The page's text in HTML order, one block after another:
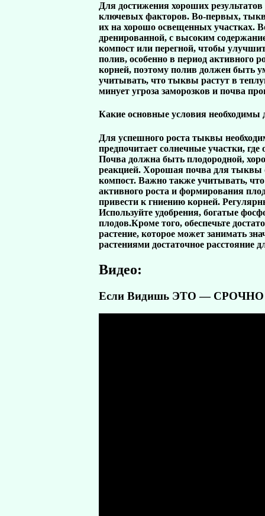
Для достижения хороших
ключевых факторов. Во-первых,
их на хорошо освещенных участках.
дренированной, с высоким
компост или перегной, чтобы
полив, особенно в период активного
корней, поэтому полив должен быть
учитывать, что тыквы растут в
минует угроза заморозков и почва
Какие основные условия
Для успешного роста тыквы
предпочитает солнечные участки,
Почва должна быть плодородной,
реакцией. Хорошая почва для тыквы
компост. Важно также учитывать,
активного роста и формирования
привести к гниению корней.
Используйте удобрения, богатые
плодов.Кроме того, обеспечьте
растение, которое может занимать
растениями достаточное расстояние
Видео:
Если Видишь ЭТО — СРОЧНО